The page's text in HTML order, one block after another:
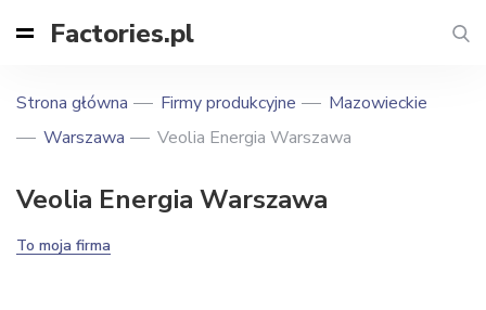
Factories.pl
Strona główna Firmy produkcyjne
Mazowieckie
Warszawa
Veolia Energia Warszawa
Veolia Energia Warszawa
To moja firma